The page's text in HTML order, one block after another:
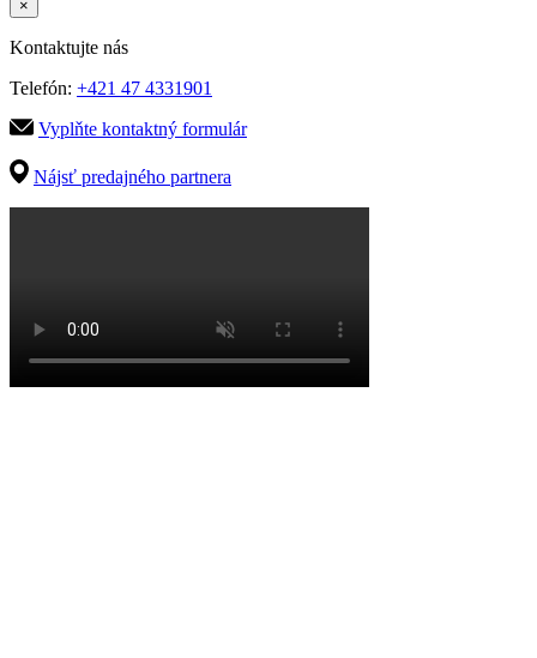
×
Kontaktujte nás
Telefón: +421 47 4331901
Vyplňte kontaktný formulár
Nájsť predajného partnera